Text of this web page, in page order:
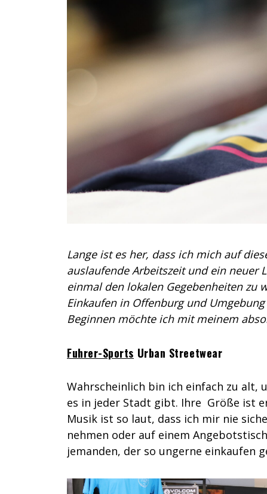
Lange ist es her, dass ich mich auf
auslaufende Arbeitszeit und ein
einmal den lokalen Gegebenheiten zu
Einkaufen in Offenburg und
Beginnen möchte ich mit meinem
Fuhrer-Sports Urban Streetwear
Wahrscheinlich bin ich einfach zu alt,
es in jeder Stadt gibt. Ihre Größe ist
Musik ist so laut, dass ich mir nie
nehmen oder auf einem
jemanden, der so ungerne einkaufen